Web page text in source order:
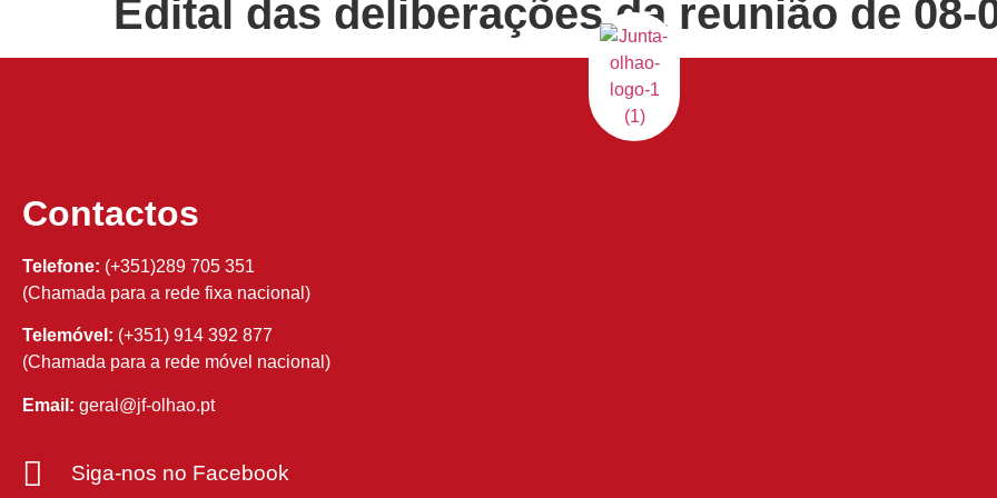
Edital das deliberações da reunião de 08-
Contactos
Telefone: (+351)289 705 351
(Chamada para a rede fixa nacional)
Telemóvel: (+351) 914 392 877
(Chamada para a rede móvel nacional)
Email: geral@jf-olhao.pt
Siga-nos no Facebook